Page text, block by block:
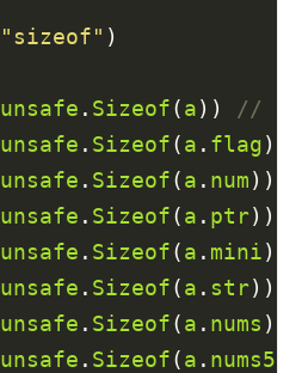
"sizeof" )
unsafe . Sizeof(a))
unsafe . Sizeof(a . flag))
unsafe . Sizeof(a . num))
unsafe . Sizeof(a . ptr))
unsafe . Sizeof(a . mini))
unsafe . Sizeof(a . str))
unsafe . Sizeof(a . nums ))
unsafe . Sizeof(a . nums5